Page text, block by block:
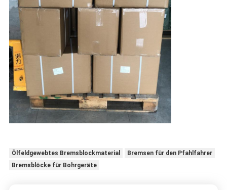
Ölfeldgewebtes Bremsblockmaterial
Bremsen für den Pfahlfahrer
Bremsblöcke für Bohrgeräte